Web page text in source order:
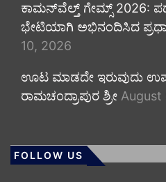
ಕಾಮನ್‌ವೆಲ್ತ್ ಗೇಮ್ಸ್ 2026:
ಭೇಟಿಯಾಗಿ ಅಭಿನಂದಿಸಿದ
10, 2026
ಊಟ ಮಾಡದೇ ಇರುವುದು
ರಾಮಚಂದ್ರಾಪುರ ಶ್ರೀ August
FOLLOW US